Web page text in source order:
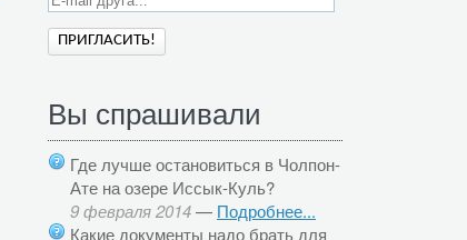
Вы спрашивали
Где лучше остановиться в Чолпон-
Ате на озере Иссык-Куль?
9 февраля 2014— Подробнее...
Какие документы надо брать для